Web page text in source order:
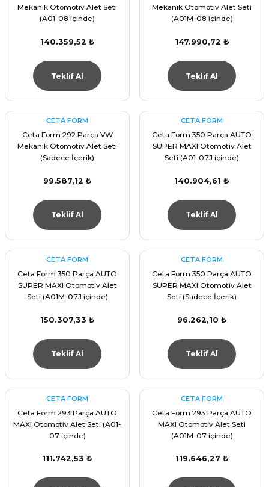
Mekanik Otomotiv Alet Seti
(A01-08 içinde)
140.359,52 ₺
Teklif Al
Mekanik Otomotiv Alet Seti
(A01M-08 içinde)
147.990,72 ₺
Teklif Al
CETA FORM
Ceta Form 292 Parça VW
Mekanik Otomotiv Alet Seti
(Sadece İçerik)
99.587,12 ₺
Teklif Al
CETA FORM
Ceta Form 350 Parça AUTO
SUPER MAXI Otomotiv Alet
Seti (A01-07J içinde)
140.904,61 ₺
Teklif Al
CETA FORM
Ceta Form 350 Parça AUTO
SUPER MAXI Otomotiv Alet
Seti (A01M-07J içinde)
150.307,33 ₺
Teklif Al
CETA FORM
Ceta Form 350 Parça AUTO
SUPER MAXI Otomotiv Alet
Seti (Sadece İçerik)
96.262,10 ₺
Teklif Al
CETA FORM
Ceta Form 293 Parça AUTO
MAXI Otomotiv Alet Seti (A01-
07 içinde)
111.742,53 ₺
CETA FORM
Ceta Form 293 Parça AUTO
MAXI Otomotiv Alet Seti
(A01M-07 içinde)
119.646,27 ₺